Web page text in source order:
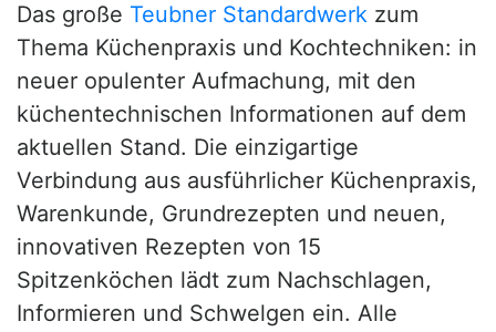
Das große Teubner Standardwerk zum
Thema Küchenpraxis und Kochtechniken: in
neuer opulenter Aufmachung, mit den
küchentechnischen Informationen auf dem
aktuellen Stand. Die einzigartige
Verbindung aus ausführlicher Küchenpraxis,
Warenkunde, Grundrezepten und neuen,
innovativen Rezepten von 15
Spitzenköchen lädt zum Nachschlagen,
Informieren und Schwelgen ein. Alle